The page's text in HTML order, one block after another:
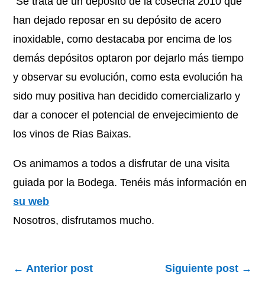
han dejado reposar en su depósito de acero
inoxidable, como destacaba por encima de los
demás depósitos optaron por dejarlo más tiempo
y observar su evolución, como esta evolución ha
sido muy positiva han decidido comercializarlo y
dar a conocer el potencial de envejecimiento de
los vinos de Rias Baixas.
Os animamos a todos a disfrutar de una visita
guiada por la Bodega. Tenéis más información en
su web
Nosotros, disfrutamos mucho.
←Anterior post Siguiente post→